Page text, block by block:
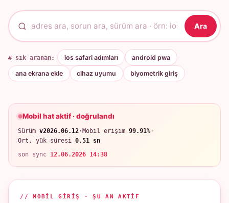
Ara
# sık aranan: ios safari adımları android pwa
ana ekrana ekle cihaz uyumu biyometrik giriş
Mobil hat aktif · doğrulandı
Sürüm v2026.06.12·Mobil erişim 99.91%·
Ort. yük süresi 0.51 sn
son sync 12.06.2026 14:38
// MOBIL GIRIŞ · ŞU AN AKTIF